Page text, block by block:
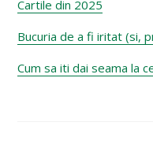
Cartile din 2025
Bucuria de a fi iritat (si,
Cum sa iti dai seama la